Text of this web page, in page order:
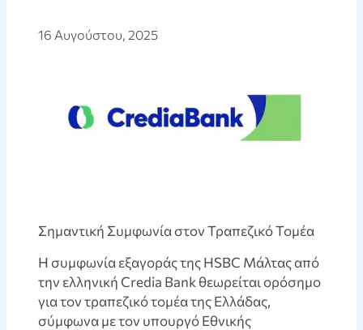
16 Αυγούστου, 2025
Σημαντική Συμφωνία στον Τραπεζικό Τομέα
Η συμφωνία εξαγοράς της HSBC Μάλτας από
την ελληνική Credia Bank θεωρείται ορόσημο
για τον τραπεζικό τομέα της Ελλάδας,
σύμφωνα με τον υπουργό Εθνικής